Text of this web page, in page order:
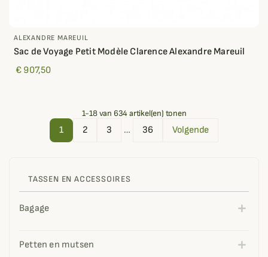
TASSEN EN ACCESSOIRES
Bagage
Petten en mutsen
ALEXANDRE MAREUIL
Sac de Voyage Petit Modèle Clarence Alexandre Mareuil
€ 907,50
1-18 van 634 artikel(en) tonen
1 2 3 … 36 Volgende